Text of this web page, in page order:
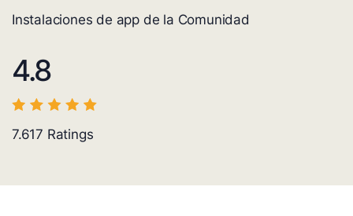
Instalaciones de app de la Comunidad
4.8
7.617 Ratings